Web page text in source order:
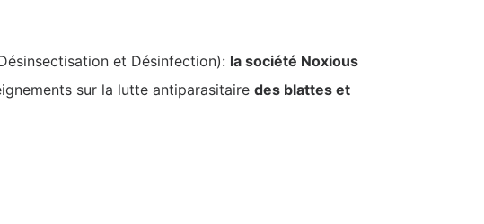
et Désinfection): la société Noxious
sur la lutte antiparasitaire des blattes et